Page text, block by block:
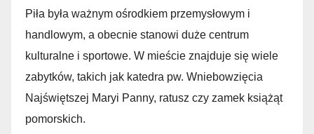
Piła była ważnym ośrodkiem przemysłowym i
handlowym, a obecnie stanowi duże centrum
kulturalne i sportowe. W mieście znajduje się wiele
zabytków, takich jak katedra pw. Wniebowzięcia
Najświętszej Maryi Panny, ratusz czy zamek książąt
pomorskich.